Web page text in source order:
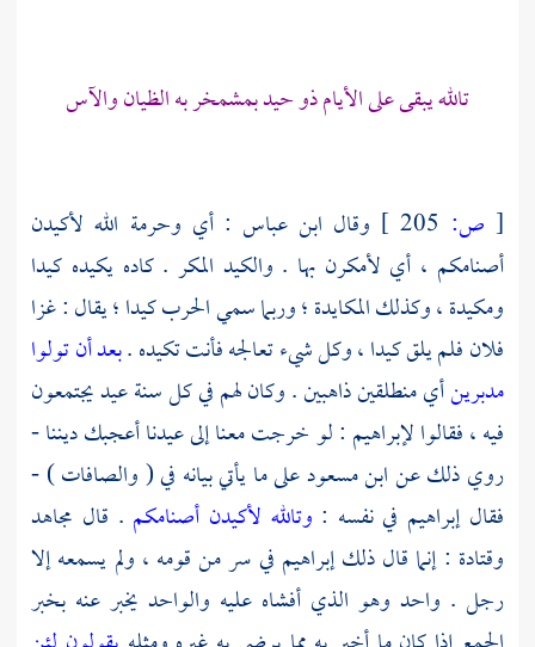
تالله يبقى على الأيام ذو حيد بمشمخر به الظيان والآس
[ ص: وقال ابن عباس : أي وحرمة الله لأكيدن
أصنامكم ، أي لأمكرن بها . والكيد المكر . كاده يكيده كيدا
ومكيدة ، وكذلك المكايدة ؛ وربما سمي الحرب كيدا ؛ يقال : غزا
فلان فلم يلق كيدا ، وكل شيء تعالجه فأنت تكيده .بعد أن تولوا
مدبرينأي منطلقين ذاهبين . وكان لهم في كل سنة عيد يجتمعون
فيه ، فقالوالإبراهيم : لو خرجت معنا إلى عيدنا أعجبك ديننا -
روي ذلك عنابن مسعودعلى ما يأتي بيانه في ( والصافات ) -
فقالإبراهيم في نفسه : وتالله لأكيدن أصنامكم . قال مجاهد
وقتادة : إنما قال ذلكإبراهيم في سر من قومه ، ولم يسمعه إلا
رجل . واحد وهو الذي أفشاه عليه والواحد يخبر عنه بخبر